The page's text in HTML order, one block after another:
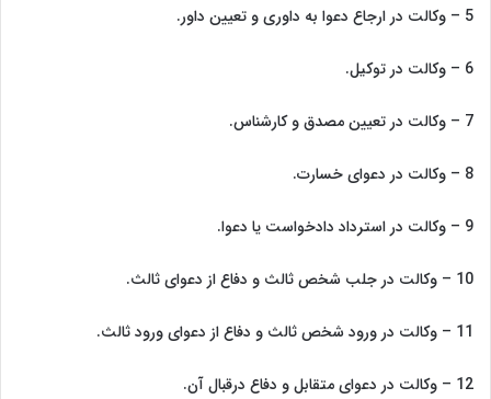
5 – وکالت در ارجاع دعوا به داوری و تعیین داور.
6 – وکالت در توکیل.
7 – وکالت در تعیین مصدق و کارشناس.
8 – وکالت در دعوای خسارت.
9 – وکالت در استرداد دادخواست یا دعوا.
10 – وکالت در جلب شخص ثالث و دفاع از دعوای ثالث.
11 – وکالت در ورود شخص ثالث و دفاع از دعوای ورود ثالث.
12 – وکالت در دعوای متقابل و دفاع درقبال آن.